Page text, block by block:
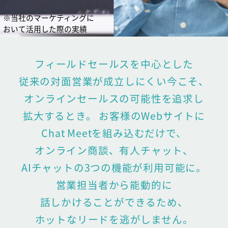
※当社のマーケティングに
おいて活用した際の実績
フィールドセールスを中心とした
従来の対面営業が成立しにくい今こそ、
オンラインセールスの可能性を追求し
拡大するとき。
お客様のWebサイトに
Chat Meetを組み込むだけで、
オンライン商談、有人チャット、
AIチャットの3つの機能が利用可能に。
営業担当者から能動的に
話しかけることができるため、
ホットなリードを逃がしません。